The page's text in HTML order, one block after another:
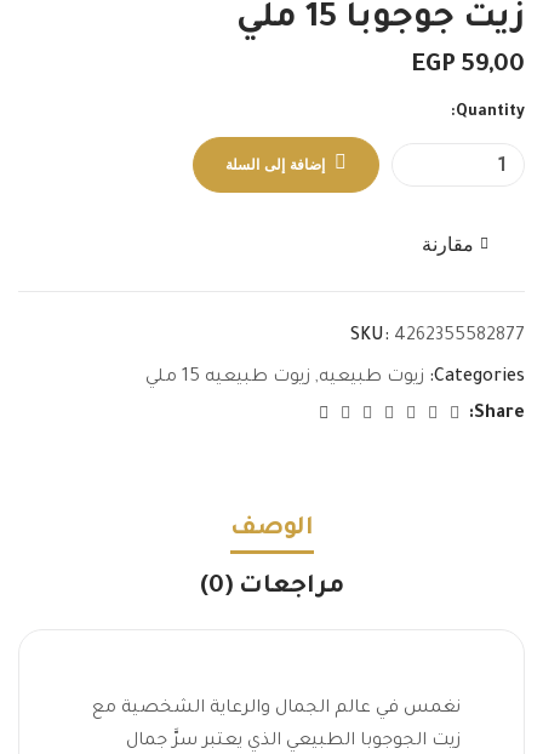
زيت جوجوبا 15 ملي
EGP 59,00
Quantity:
إضافة إلى السلة
مقارنة
SKU: 4262355582877
Categories: زيوت طبيعيه, زيوت طبيعيه 15 ملي
Share:
الوصف
مراجعات (0)
نغمس في عالم الجمال والرعاية الشخصية مع
زيت الجوجوبا الطبيعي الذي يعتبر سرَّ جمال